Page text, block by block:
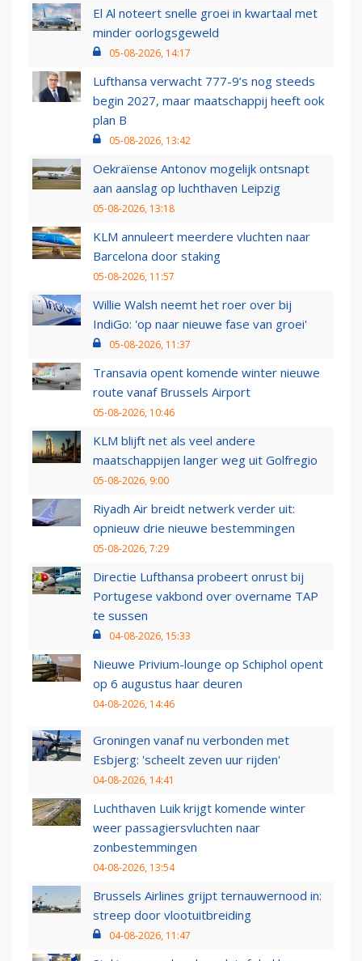
El Al noteert snelle groei in kwartaal met
minder oorlogsgeweld
05-08-2026, 14:17
Lufthansa verwacht 777-9’s nog steeds
begin 2027, maar maatschappij heeft ook
plan B
05-08-2026, 13:42
Oekraïense Antonov mogelijk ontsnapt
aan aanslag op luchthaven Leipzig
05-08-2026, 13:18
KLM annuleert meerdere vluchten naar
Barcelona door staking
05-08-2026, 11:57
Willie Walsh neemt het roer over bij
IndiGo: 'op naar nieuwe fase van groei'
05-08-2026, 11:37
Transavia opent komende winter nieuwe
route vanaf Brussels Airport
05-08-2026, 10:46
KLM blijft net als veel andere
maatschappijen langer weg uit Golfregio
05-08-2026, 9:00
Riyadh Air breidt netwerk verder uit:
opnieuw drie nieuwe bestemmingen
05-08-2026, 7:29
Directie Lufthansa probeert onrust bij
Portugese vakbond over overname TAP
te sussen
04-08-2026, 15:33
Nieuwe Privium-lounge op Schiphol opent
op 6 augustus haar deuren
04-08-2026, 14:46
Groningen vanaf nu verbonden met
Esbjerg: 'scheelt zeven uur rijden'
04-08-2026, 14:41
Luchthaven Luik krijgt komende winter
weer passagiersvluchten naar
zonbestemmingen
04-08-2026, 13:54
Brussels Airlines grijpt ternauwernood in:
streep door vlootuitbreiding
04-08-2026, 11:47